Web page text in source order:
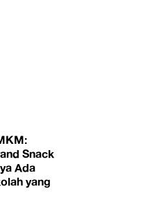
Snack
Ada
yang